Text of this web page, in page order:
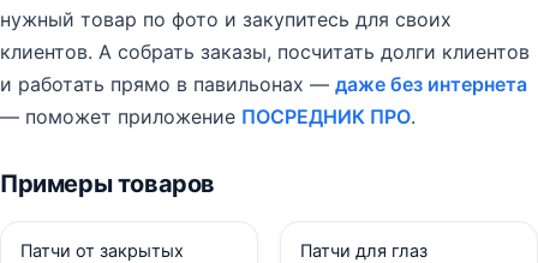
нужный товар по фото и закупитесь для своих
клиентов. А собрать заказы, посчитать долги клиентов
и работать прямо в павильонах — даже без интернета
— поможет приложение ПОСРЕДНИК ПРО.
Примеры товаров
Патчи от закрытых
Патчи для глаз